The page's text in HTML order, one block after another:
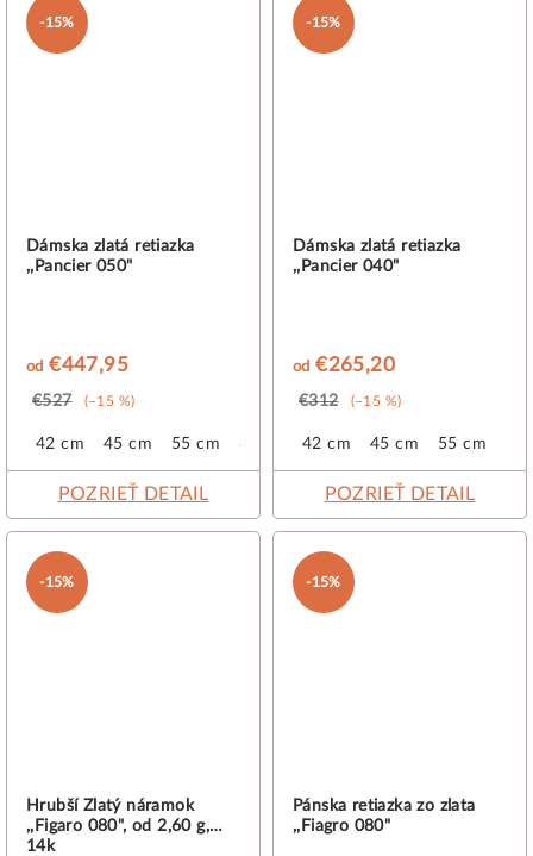
-15%
Dámska zlatá retiazka
,,Pancier 050"
od €447,95
€527 (–15 %)
42 cm 45 cm 55 cm 60 cm
POZRIEŤ DETAIL
-15%
Dámska zlatá retiazka
,,Pancier 040"
od €265,20
€312 (–15 %)
42 cm 45 cm 55 cm
POZRIEŤ DETAIL
-15%
Hrubší Zlatý náramok
,,Figaro 080", od 2,60 g,
14k
-15%
Pánska retiazka zo zlata
,,Fiagro 080"